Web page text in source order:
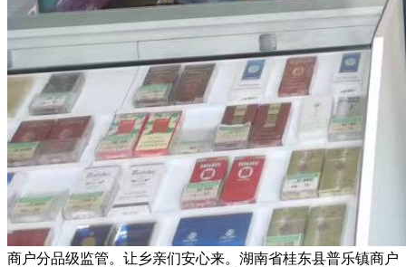
商户分品级监管。让乡亲们安心来。湖南省桂东县普乐镇商户